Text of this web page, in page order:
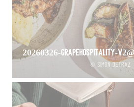
20260326-GrapeHospitality-
© Simon Detraz